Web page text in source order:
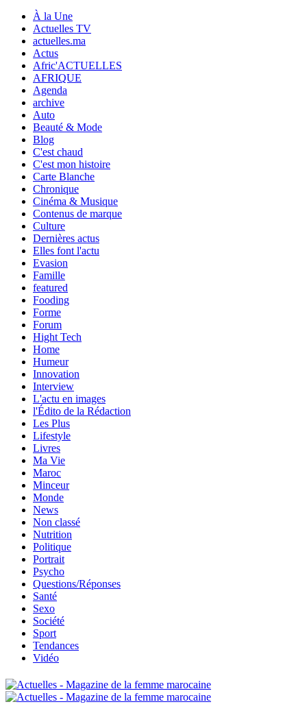
À la Une
Actuelles TV
actuelles.ma
Actus
Afric'ACTUELLES
AFRIQUE
Agenda
archive
Auto
Beauté & Mode
Blog
C'est chaud
C'est mon histoire
Carte Blanche
Chronique
Cinéma & Musique
Contenus de marque
Culture
Dernières actus
Elles font l'actu
Evasion
Famille
featured
Fooding
Forme
Forum
Hight Tech
Home
Humeur
Innovation
Interview
L'actu en images
l'Édito de la Rédaction
Les Plus
Lifestyle
Livres
Ma Vie
Maroc
Minceur
Monde
News
Non classé
Nutrition
Politique
Portrait
Psycho
Questions/Réponses
Santé
Sexo
Société
Sport
Tendances
Vidéo